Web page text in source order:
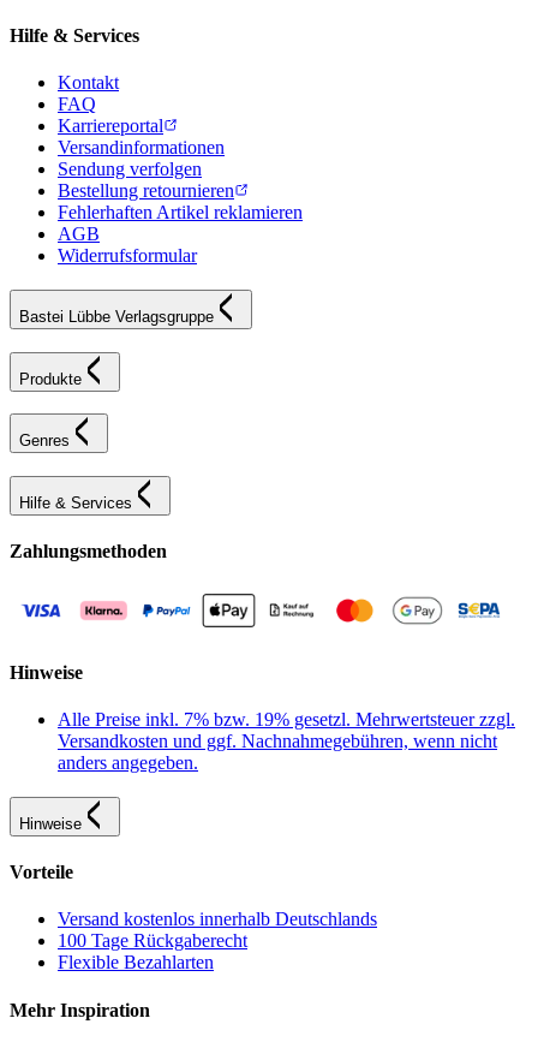
Hilfe & Services
Kontakt
FAQ
Karriereportal
Versandinformationen
Sendung verfolgen
Bestellung retournieren
Fehlerhaften Artikel reklamieren
AGB
Widerrufsformular
Bastei Lübbe Verlagsgruppe
Produkte
Genres
Hilfe & Services
Zahlungsmethoden
Hinweise
Alle Preise inkl. 7% bzw. 19% gesetzl. Mehrwertsteuer zzgl.
Versandkosten und ggf. Nachnahmegebühren, wenn nicht
anders angegeben.
Hinweise
Vorteile
Versand kostenlos innerhalb Deutschlands
100 Tage Rückgaberecht
Flexible Bezahlarten
Mehr Inspiration